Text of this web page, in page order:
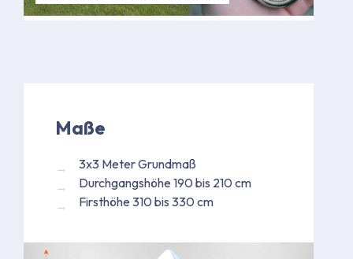
Maße
3x3 Meter Grundmaß
Durchgangshöhe 190 bis 210 cm
Firsthöhe 310 bis 330 cm